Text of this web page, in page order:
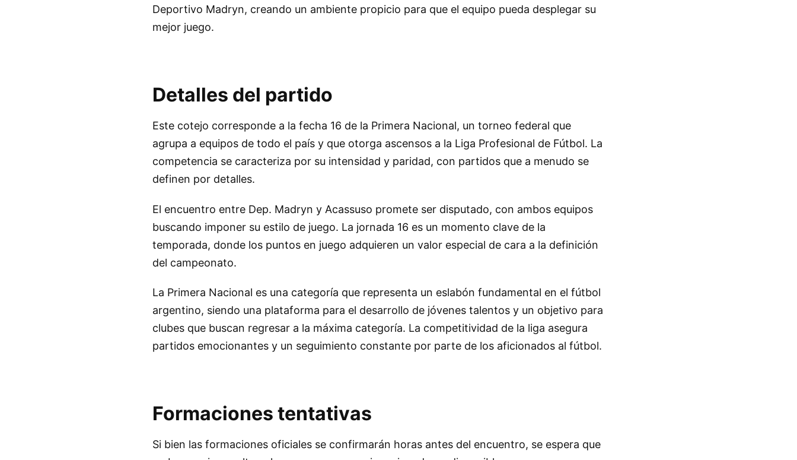
Deportivo Madryn, creando un ambiente propicio para que el equipo pueda desplegar su
mejor juego.
Detalles del partido
Este cotejo corresponde a la fecha 16 de la Primera Nacional, un torneo federal que
agrupa a equipos de todo el país y que otorga ascensos a la Liga Profesional de Fútbol. La
competencia se caracteriza por su intensidad y paridad, con partidos que a menudo se
definen por detalles.
El encuentro entre Dep. Madryn y Acassuso promete ser disputado, con ambos equipos
buscando imponer su estilo de juego. La jornada 16 es un momento clave de la
temporada, donde los puntos en juego adquieren un valor especial de cara a la definición
del campeonato.
La Primera Nacional es una categoría que representa un eslabón fundamental en el fútbol
argentino, siendo una plataforma para el desarrollo de jóvenes talentos y un objetivo para
clubes que buscan regresar a la máxima categoría. La competitividad de la liga asegura
partidos emocionantes y un seguimiento constante por parte de los aficionados al fútbol.
Formaciones tentativas
Si bien las formaciones oficiales se confirmarán horas antes del encuentro, se espera que